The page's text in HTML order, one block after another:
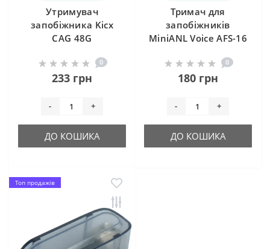
Утримувач
запобіжника Kicx
CAG 48G
0
233 грн
- +
ДО КОШИКА
Тримач для
запобіжників
MiniANL Voice AFS-16
0
180 грн
- +
ДО КОШИКА
Топ продажів